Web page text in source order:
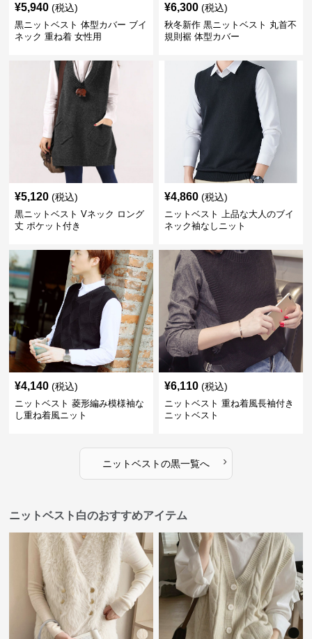
¥5,940 (税込)
黒ニットベスト 体型カバー ブイ
ネック 重ね着 女性用
¥6,300 (税込)
秋冬新作 黒ニットベスト 丸首不
規則裾 体型カバー
¥5,120 (税込)
黒ニットベスト Vネック ロング
丈 ポケット付き
¥4,860 (税込)
ニットベスト 上品な大人のブイ
ネック袖なしニット
¥4,140 (税込)
ニットベスト 菱形編み模様袖な
し重ね着風ニット
¥6,110 (税込)
ニットベスト 重ね着風長袖付き
ニットベスト
ニットベストの黒一覧へ ›
ニットベスト白のおすすめアイテム